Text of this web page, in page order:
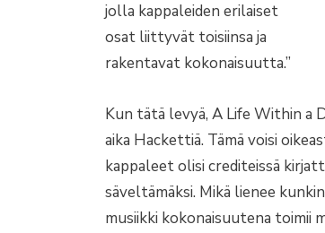
jolla kappaleiden erilaiset
osat liittyvät toisiinsa ja
rakentavat kokonaisuutta.”
Kun tätä levyä, A Life Within a
aika Hackettiä. Tämä voisi
kappaleet olisi crediteissä
säveltämäksi. Mikä lienee
musiikki kokonaisuutena toimii